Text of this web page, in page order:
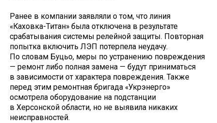
Ранее в компании заявляли о том, что линия
«Каховка-Титан» была отключена в результате
срабатывания системы релейной защиты. Повторная
попытка включить ЛЭП потерпела неудачу.
По словам Буцьо, меры по устранению повреждения
— ремонт либо полная замена — будут приниматься
в зависимости от характера повреждения. Также
перед этим ремонтная бригада «Укрэнерго»
осмотрела оборудование на подстанции
в Херсонской области, но не выявила никаких
неисправностей.